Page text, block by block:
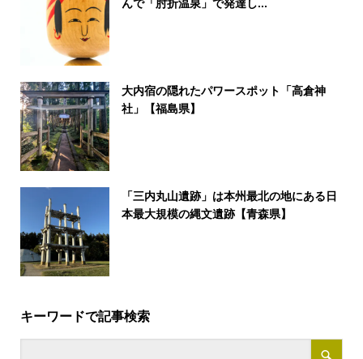
んで「肘折温泉」で発達し...
大内宿の隠れたパワースポット「高倉神
社」【福島県】
「三内丸山遺跡」は本州最北の地にある日
本最大規模の縄文遺跡【青森県】
キーワードで記事検索